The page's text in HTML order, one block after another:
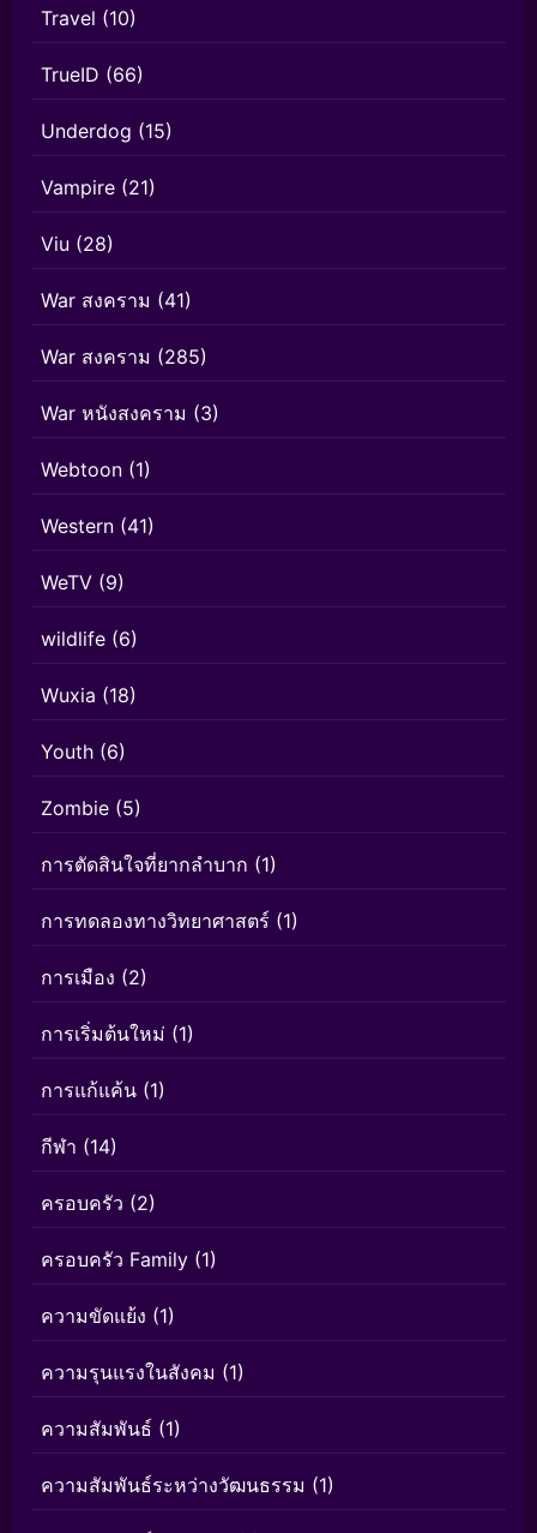
Travel (10)
TrueID (66)
Underdog (15)
Vampire (21)
Viu (28)
War สงคราม (41)
War สงคราม (285)
War หนังสงคราม (3)
Webtoon (1)
Western (41)
WeTV (9)
wildlife (6)
Wuxia (18)
Youth (6)
Zombie (5)
การตัดสินใจที่ยากลำบาก (1)
การทดลองทางวิทยาศาสตร์ (1)
การเมือง (2)
การเริ่มต้นใหม่ (1)
การแก้แค้น (1)
กีฬา (14)
ครอบครัว (2)
ครอบครัว Family (1)
ความขัดแย้ง (1)
ความรุนแรงในสังคม (1)
ความสัมพันธ์ (1)
ความสัมพันธ์ระหว่างวัฒนธรรม (1)